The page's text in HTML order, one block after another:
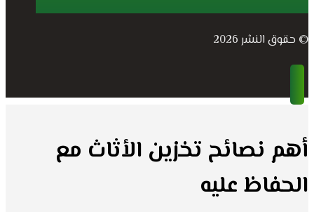
© حقوق النشر 2026
أهم نصائح تخزين الأثاث مع
الحفاظ عليه